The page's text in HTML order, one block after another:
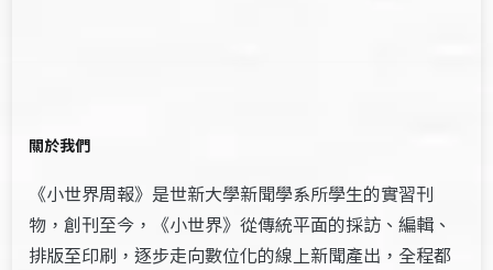
關於我們
《小世界周報》是世新大學新聞學系所學生的實習刊
物，創刊至今，《小世界》從傳統平面的採訪、編輯、
排版至印刷，逐步走向數位化的線上新聞產出，全程都